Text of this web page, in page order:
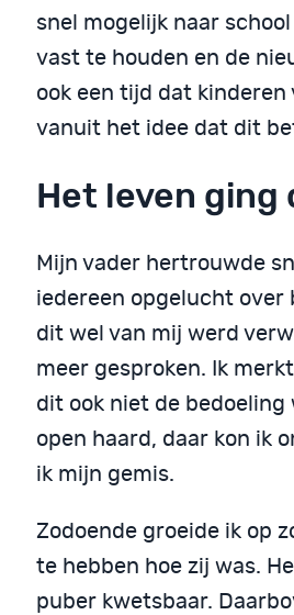
snel mogelijk naar
vast te houden en de
ook een tijd dat
vanuit het idee dat dit
Het leven ging
Mijn vader hertrouwde
iedereen opgelucht over
dit wel van mij werd
meer gesproken. Ik
dit ook niet de bedoeling
open haard, daar kon ik
ik mijn gemis.
Zodoende groeide ik op
te hebben hoe zij was.
puber kwetsbaar.